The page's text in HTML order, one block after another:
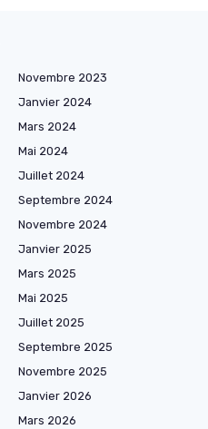
Novembre 2023
Janvier 2024
Mars 2024
Mai 2024
Juillet 2024
Septembre 2024
Novembre 2024
Janvier 2025
Mars 2025
Mai 2025
Juillet 2025
Septembre 2025
Novembre 2025
Janvier 2026
Mars 2026